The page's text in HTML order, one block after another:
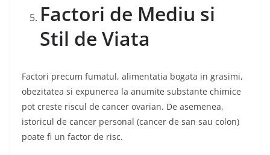
Factori de Mediu si
Stil de Viata
Factori precum fumatul, alimentatia bogata in grasimi,
obezitatea si expunerea la anumite substante chimice
pot creste riscul de cancer ovarian. De asemenea,
istoricul de cancer personal (cancer de san sau colon)
poate fi un factor de risc.